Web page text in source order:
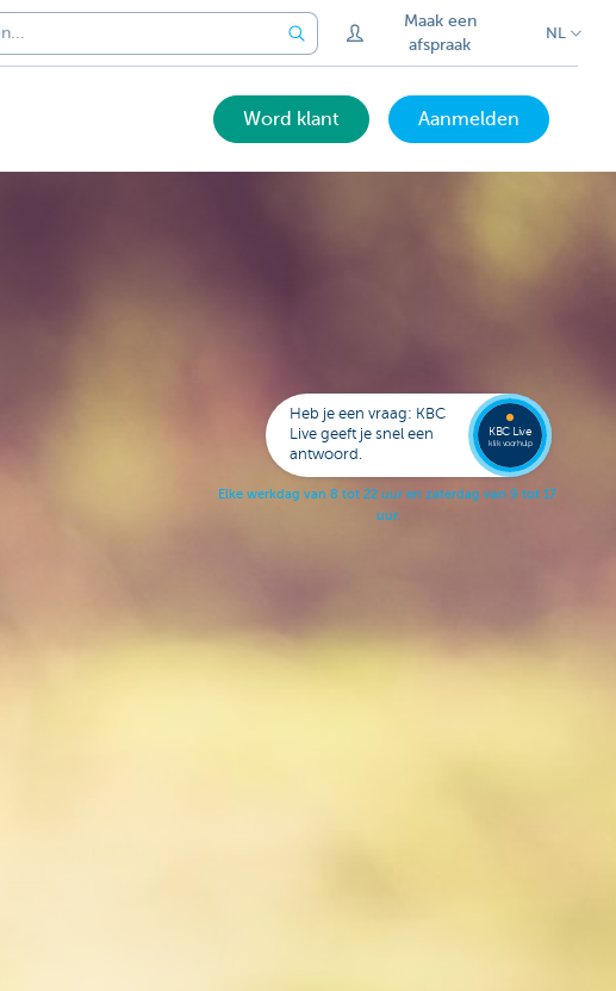
Maak een
afspraak
NL
Word klant Aanmelden
Heb je een vraag: KBC
Live geeft je snel een
antwoord.
Elke werkdag van 8 tot 22 uur en zaterdag van 9 tot 17
uur.
KBC Live
klik voor hulp